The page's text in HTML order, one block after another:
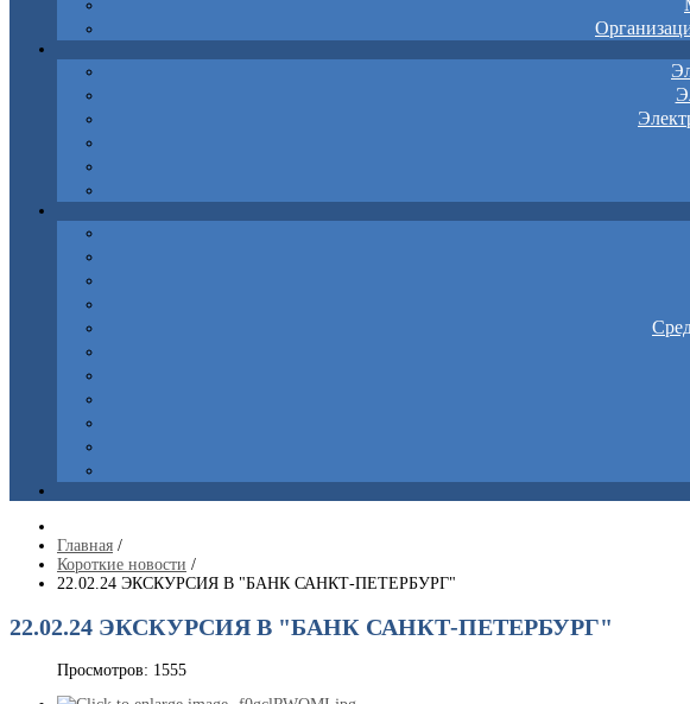
Главная /
Короткие новости /
22.02.24 ЭКСКУРСИЯ В "БАНК САНКТ-ПЕТЕРБУРГ"
22.02.24 ЭКСКУРСИЯ В "БАНК САНКТ-ПЕТЕРБУРГ"
Просмотров: 1555